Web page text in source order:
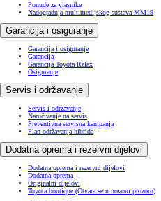
Ponude za vlasnike
Nadogradnja multimedijskog sustava MM19
Garancija i osiguranje
Garancija i osiguranje
Garancija
Garancija Toyota Relax
Osiguranje
Servis i održavanje
Servis i održavanje
Naručivanje na servis
Preventivna servisna kampanja
Plan održavanja hibrida
Dodatna oprema i rezervni dijelovi
Dodatna oprema i rezervni dijelovi
Dodatna oprema
Originalni dijelovi
Toyota boutique (Otvara se u novom prozoru)